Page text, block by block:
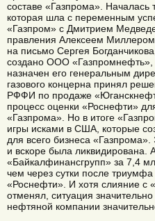
составе «Газпрома». Началась
которая шла с переменным
«Газпром» с Дмитрием
правления Алексеем
на письмо Сергея
создано ООО «Газпромнефть»,
назначен его генеральным
газового концерна принял
РФФИ по продаже
процесс оценки «Роснефти»
«Газпрома». Но в итоге
игры исками в США, которые
для всего бизнеса
и вскоре была
«Байкалфинансгрупп» за 7,4
чем через сутки после
«Роснефти». И хотя слияние с
отменял, ситуация
нефтяной компании